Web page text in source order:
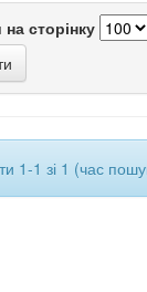
сторінку
1-1 зі 1 (час